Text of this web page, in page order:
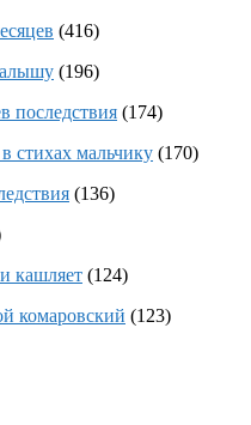
(416)
(196)
последствия (174)
стихах мальчику (170)
(136)
кашляет (124)
комаровский (123)